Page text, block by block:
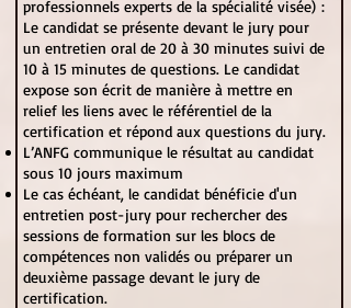
professionnels experts de la spécialité visée) :
Le candidat se présente devant le jury pour
un entretien oral de 20 à 30 minutes suivi de
10 à 15 minutes de questions. Le candidat
expose son écrit de manière à mettre en
relief les liens avec le référentiel de la
certification et répond aux questions du jury.
L’ANFG communique le résultat au candidat
sous 10 jours maximum
Le cas échéant, le candidat bénéficie d'un
entretien post-jury pour rechercher des
sessions de formation sur les blocs de
compétences non validés ou préparer un
deuxième passage devant le jury de
certification.